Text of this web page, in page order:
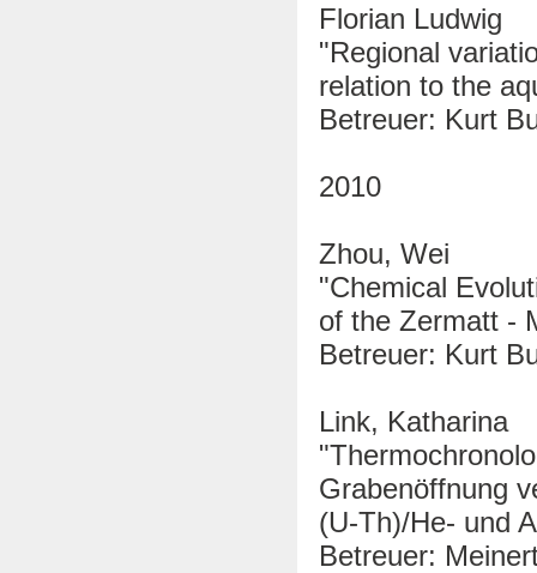
Florian Ludwig
"Regional
relation to the
Betreuer: Kurt
2010
Zhou, Wei
"Chemical
of the Zermatt -
Betreuer: Kurt
Link, Katharina
Grabenöffnung
(U-Th)/He- und
Betreuer: